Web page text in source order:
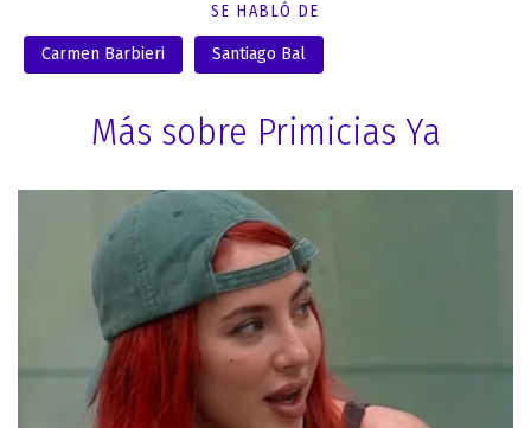
SE HABLÓ DE
Carmen Barbieri Santiago Bal
Más sobre Primicias Ya